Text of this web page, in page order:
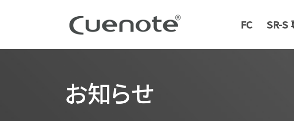
FC SR-S
お知らせ